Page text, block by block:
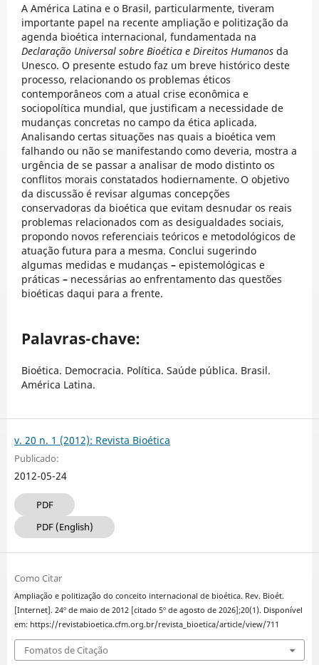
A América Latina e o Brasil, particularmente, tiveram
importante papel na recente ampliação e politização da
agenda bioética internacional, fundamentada na
Declaração Universal sobre Bioética e Direitos Humanos da
Unesco. O presente estudo faz um breve histórico deste
processo, relacionando os problemas éticos
contemporâneos com a atual crise econômica e
sociopolítica mundial, que justificam a necessidade de
mudanças concretas no campo da ética aplicada.
Analisando certas situações nas quais a bioética vem
falhando ou não se manifestando como deveria, mostra a
urgência de se passar a analisar de modo distinto os
conflitos morais constatados hodiernamente. O objetivo
da discussão é revisar algumas concepções
conservadoras da bioética que evitam desnudar os reais
problemas relacionados com as desigualdades sociais,
propondo novos referenciais teóricos e metodológicos de
atuação futura para a mesma. Conclui sugerindo
algumas medidas e mudanças – epistemológicas e
práticas – necessárias ao enfrentamento das questões
bioéticas daqui para a frente.
Palavras-chave:
Bioética. Democracia. Política. Saúde pública. Brasil.
América Latina.
v. 20 n. 1 (2012): Revista Bioética
Publicado:
2012-05-24
PDF
PDF (English)
Como Citar
Ampliação e politização do conceito internacional de bioética. Rev. Bioét.
[Internet]. 24º de maio de 2012 [citado 5º de agosto de 2026];20(1). Disponível
em: https://revistabioetica.cfm.org.br/revista_bioetica/article/view/711
Fomatos de Citação